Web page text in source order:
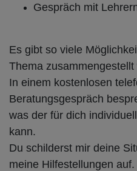
Gespräch mit
Es gibt so viele
Thema
In einem kostenlosen
Beratungsgespräch
was der für dich
kann.
Du schilderst mir deine
meine Hilfestellungen auf.